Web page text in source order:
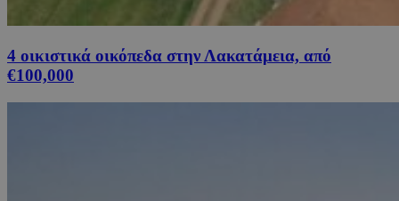
4 οικιστικά οικόπεδα στην Λακατάμεια, από
€100,000